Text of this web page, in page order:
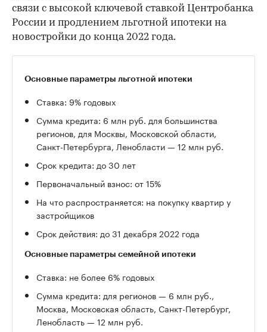
связи с высокой ключевой ставкой Центробанка
России и продлением льготной ипотеки на
новостройки до конца 2022 года.
Основные параметры льготной ипотеки
Ставка: 9% годовых
Сумма кредита: 6 млн руб. для большинства
регионов, для Москвы, Московской области,
Санкт-Петербурга, Ленобласти — 12 млн руб.
Срок кредита: до 30 лет
Первоначальный взнос: от 15%
На что распространяется: на покупку квартир у
застройщиков
Срок действия: до 31 декабря 2022 года
Основные параметры семейной ипотеки
Ставка: не более 6% годовых
Сумма кредита: для регионов — 6 млн руб.,
Москва, Московская область, Санкт-Петербург,
Ленобласть — 12 млн руб.